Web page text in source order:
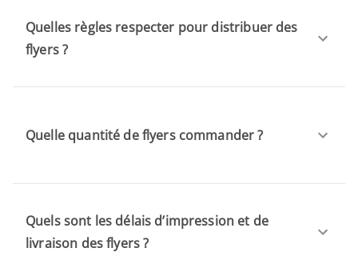
Quelles règles respecter pour distribuer des
flyers ?
Quelle quantité de flyers commander ?
Quels sont les délais d’impression et de
livraison des flyers ?